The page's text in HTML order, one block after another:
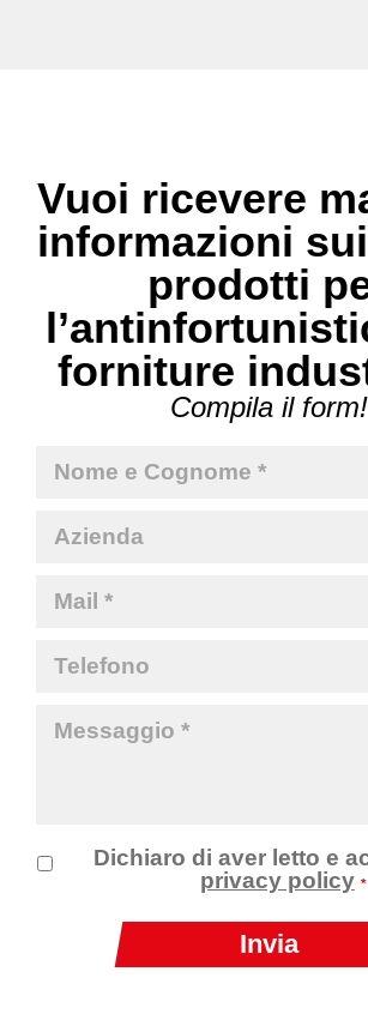
Vuoi ricevere
informazioni
prodotti
forniture
Compila il form!
Dichiaro di aver letto e
privacy policy *